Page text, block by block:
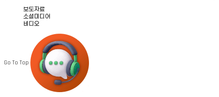
보도자료
소셜미디어
비디오
Go To Top